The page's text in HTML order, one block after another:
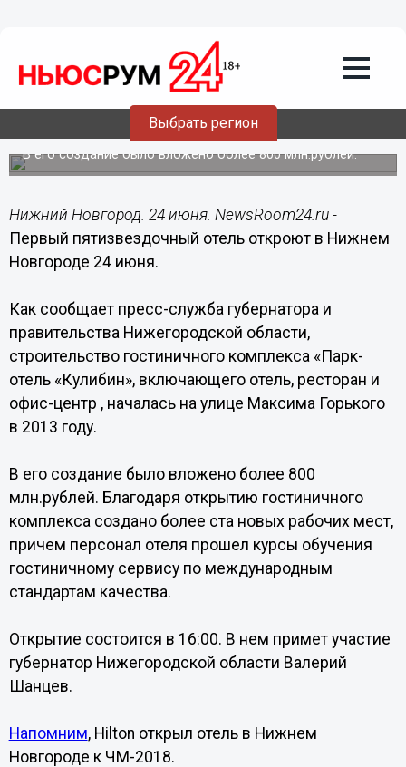
Выбрать регион
24.06.201606:00
Первый пятизвездочный отель
откроют в Нижнем Новгороде 24 июня
В его создание было вложено более 800 млн.рублей.
Нижний Новгород. 24 июня. NewsRoom24.ru -
Первый пятизвездочный отель откроют в Нижнем
Новгороде 24 июня.
Как сообщает пресс-служба губернатора и
правительства Нижегородской области,
строительство гостиничного комплекса «Парк-
отель «Кулибин», включающего отель, ресторан и
офис-центр , началась на улице Максима Горького
в 2013 году.
В его создание было вложено более 800
млн.рублей. Благодаря открытию гостиничного
комплекса создано более ста новых рабочих мест,
причем персонал отеля прошел курсы обучения
гостиничному сервису по международным
стандартам качества.
Открытие состоится в 16:00. В нем примет участие
губернатор Нижегородской области Валерий
Шанцев.
Напомним, Hilton открыл отель в Нижнем
Новгороде к ЧМ-2018.